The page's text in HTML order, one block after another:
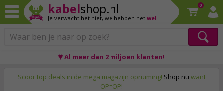
kabelshop.nl
Je verwacht het niet, we hebben het wel
0
♥ Al meer dan 2 miljoen klanten!
Scoor top deals in de mega magazijn opruiming! Shop nu want
OP=OP!